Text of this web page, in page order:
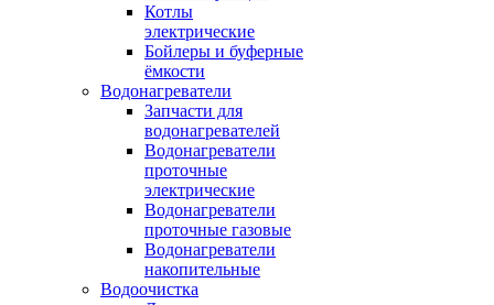
Котлы
электрические
Бойлеры и буферные
ёмкости
Водонагреватели
Запчасти для
водонагревателей
Водонагреватели
проточные
электрические
Водонагреватели
проточные газовые
Водонагреватели
накопительные
Водоочистка